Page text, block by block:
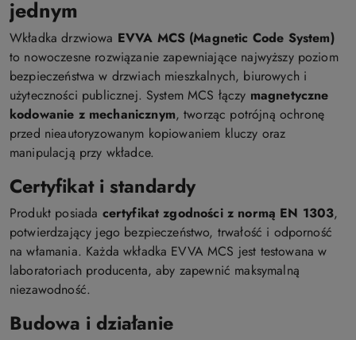
jednym
Wkładka drzwiowa EVVA MCS (Magnetic Code System)
to nowoczesne rozwiązanie zapewniające najwyższy poziom
bezpieczeństwa w drzwiach mieszkalnych, biurowych i
użyteczności publicznej. System MCS łączy magnetyczne
kodowanie z mechanicznym, tworząc potrójną ochronę
przed nieautoryzowanym kopiowaniem kluczy oraz
manipulacją przy wkładce.
Certyfikat i standardy
Produkt posiada certyfikat zgodności z normą EN 1303,
potwierdzający jego bezpieczeństwo, trwałość i odporność
na włamania. Każda wkładka EVVA MCS jest testowana w
laboratoriach producenta, aby zapewnić maksymalną
niezawodność.
Budowa i działanie